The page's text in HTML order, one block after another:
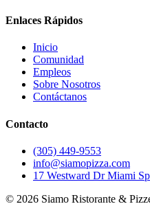
Enlaces Rápidos
Inicio
Comunidad
Empleos
Sobre Nosotros
Contáctanos
Contacto
(305) 449-9553
info@siamopizza.com
17 Westward Dr Miami
© 2026 Siamo Ristorante &